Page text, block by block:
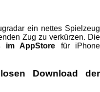
ein nettes Spielzeug
Zug zu verkürzen. Die
im AppStore für iPhone
Download der